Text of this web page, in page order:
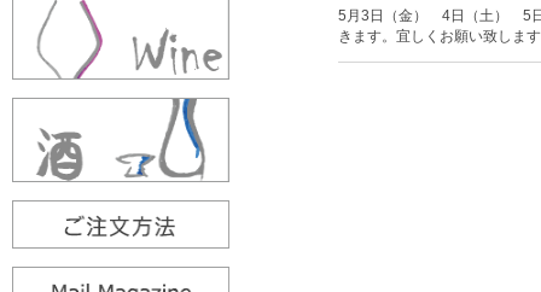
5月3日（金） 4日（土） 5
きます。宜しくお願い致しま